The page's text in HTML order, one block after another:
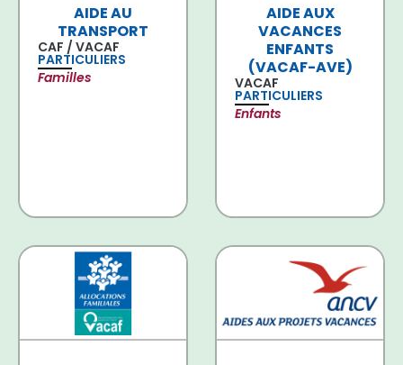
AIDE AU
TRANSPORT
CAF / VACAF
PARTICULIERS
Familles
AIDE AUX
VACANCES
ENFANTS
(VACAF-AVE)
VACAF
PARTICULIERS
Enfants